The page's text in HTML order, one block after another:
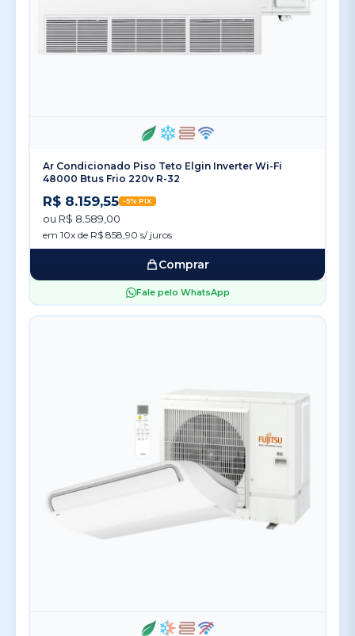
Ar Condicionado Piso Teto Elgin Inverter Wi-Fi
48000 Btus Frio 220v R-32
R$ 8.159,55 -5% PIX
ou R$ 8.589,00
em 10x de R$ 858,90 s/ juros
Comprar
Fale pelo WhatsApp